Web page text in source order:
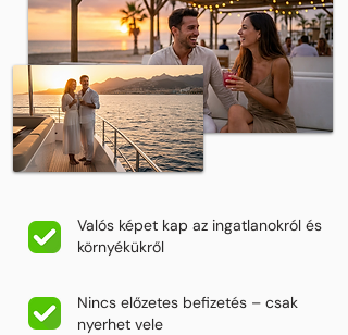
Valós képet kap az ingatlanokról és
környékükről
Nincs előzetes befizetés – csak
nyerhet vele